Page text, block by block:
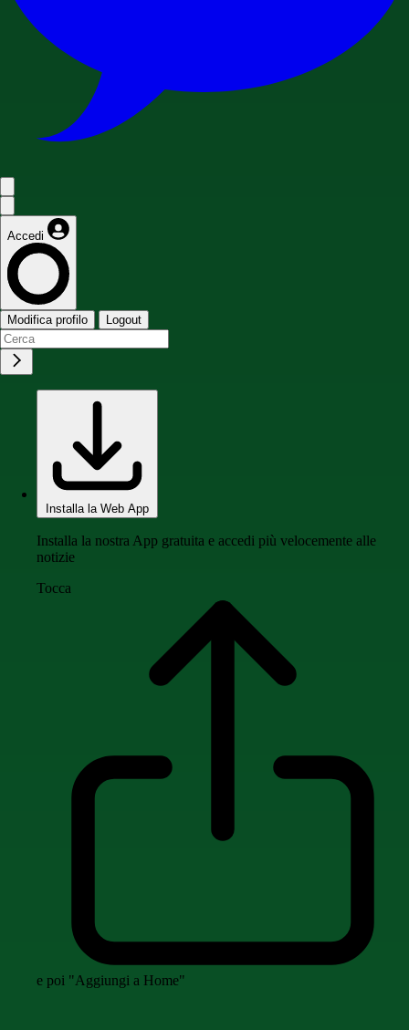
Accedi
Modifica profilo Logout
Installa la Web App
Installa la nostra App gratuita e accedi più velocemente alle
notizie
Tocca
e poi "Aggiungi a Home"